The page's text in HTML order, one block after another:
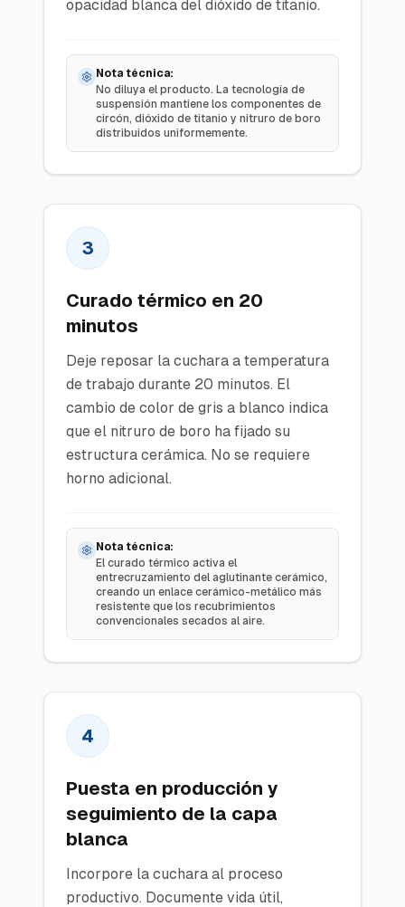
opacidad blanca del dióxido de titanio.
Nota técnica:
No diluya el producto. La tecnología de
suspensión mantiene los componentes de
circón, dióxido de titanio y nitruro de boro
distribuidos uniformemente.
3
Curado térmico en 20
minutos
Deje reposar la cuchara a temperatura
de trabajo durante 20 minutos. El
cambio de color de gris a blanco indica
que el nitruro de boro ha fijado su
estructura cerámica. No se requiere
horno adicional.
Nota técnica:
El curado térmico activa el
entrecruzamiento del aglutinante cerámico,
creando un enlace cerámico-metálico más
resistente que los recubrimientos
convencionales secados al aire.
4
Puesta en producción y
seguimiento de la capa
blanca
Incorpore la cuchara al proceso
productivo. Documente vida útil,